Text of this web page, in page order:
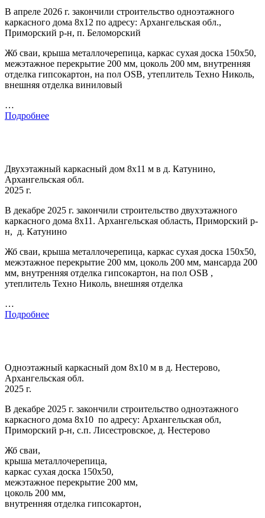
В апреле 2026 г. закончили строительство одноэтажного
каркасного дома 8х12 по адресу: Архангельская обл.,
Приморский р-н, п. Беломорский
Жб сваи, крыша металлочерепица, каркас сухая доска 150х50,
межэтажное перекрытие 200 мм, цоколь 200 мм, внутренняя
отделка гипсокартон, на пол OSB, утеплитель Техно Николь,
внешняя отделка виниловый
…
Подробнее
Двухэтажный каркасный дом 8х11 м в д. Катунино,
Архангельская обл.
2025 г.
В декабре 2025 г. закончили строительство двухэтажного
каркасного дома 8х11. Архангельская область, Приморский р-
н, д. Катунино
Жб сваи, крыша металлочерепица, каркас сухая доска 150х50,
межэтажное перекрытие 200 мм, цоколь 200 мм, мансарда 200
мм, внутренняя отделка гипсокартон, на пол OSB ,
утеплитель Техно Николь, внешняя отделка
…
Подробнее
Одноэтажный каркасный дом 8х10 м в д. Нестерово,
Архангельская обл.
2025 г.
В декабре 2025 г. закончили строительство одноэтажного
каркасного дома 8х10 по адресу: Архангельская обл,
Приморский р-н, с.п. Лисестровское, д. Нестерово
Жб сваи,
крыша металлочерепица,
каркас сухая доска 150х50,
межэтажное перекрытие 200 мм,
цоколь 200 мм,
внутренняя отделка гипсокартон,